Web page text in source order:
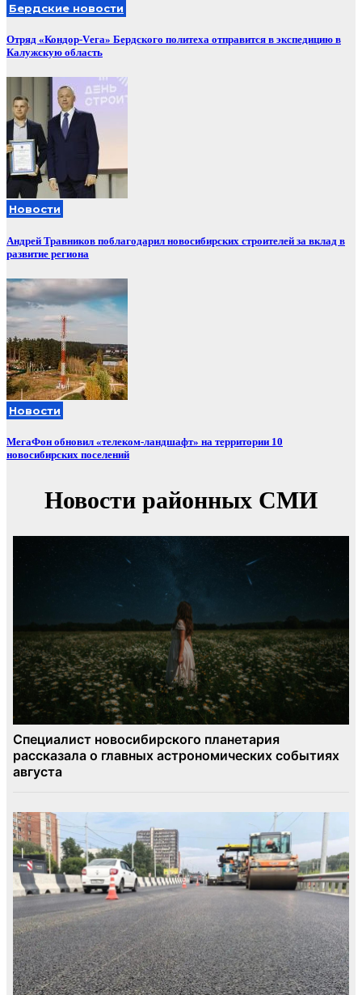
Бердские новости
Отряд «Кондор-Vега» Бердского политеха отправится в экспедицию в
Калужскую область
Новости
Андрей Травников поблагодарил новосибирских строителей за вклад в
развитие региона
Новости
МегаФон обновил «телеком-ландшафт» на территории 10
новосибирских поселений